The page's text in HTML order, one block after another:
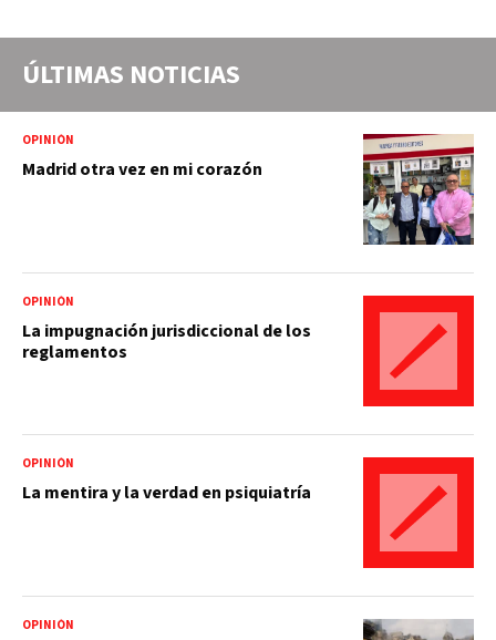
ÚLTIMAS NOTICIAS
OPINIÓN
Madrid otra vez en mi corazón
OPINIÓN
La impugnación jurisdiccional de los
reglamentos
OPINIÓN
La mentira y la verdad en psiquiatría
OPINIÓN